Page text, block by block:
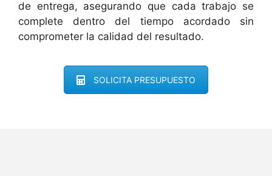
de entrega, asegurando que cada trabajo se
complete dentro del tiempo acordado sin
comprometer la calidad del resultado.
SOLICITA PRESUPUESTO